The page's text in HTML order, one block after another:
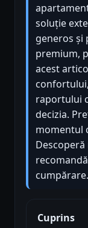
soluție
generos și
premium,
acest
raportului
decizia.
momentul
cumpărare.
Cuprins